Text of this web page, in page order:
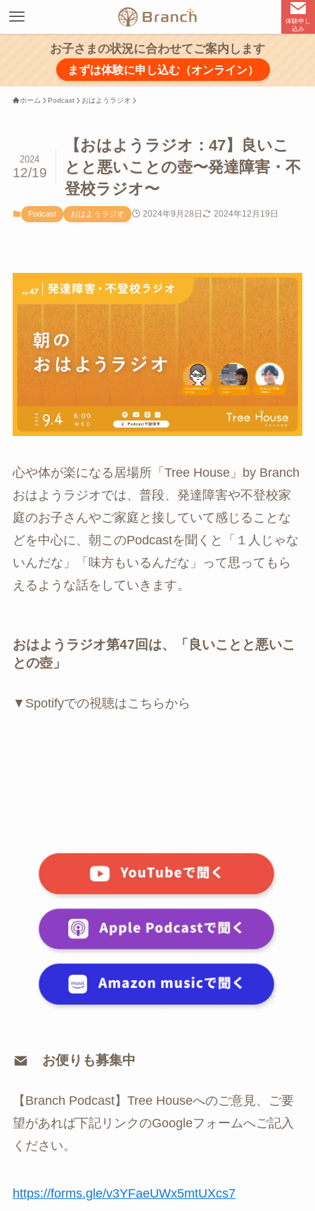
体験申し
込み
お子さまの状況に合わせてご案内します
まずは体験に申し込む（オンライン）
ホーム Podcast おはようラジオ
【おはようラジオ：47】良いこ
とと悪いことの壺〜発達障害・不
登校ラジオ〜
2024
12/19
Podcast おはようラジオ 2024年9月28日 2024年12月19日
心や体が楽になる居場所「Tree House」by Branch
おはようラジオでは、普段、発達障害や不登校家
庭のお子さんやご家庭と接していて感じることな
どを中心に、朝このPodcastを聞くと「１人じゃな
いんだな」「味方もいるんだな」って思ってもら
えるような話をしていきます。
おはようラジオ第47回は、「良いことと悪いこ
との壺」
▼Spotifyでの視聴はこちらから
お便りも募集中
【Branch Podcast】Tree Houseへのご意見、ご要
望があれば下記リンクのGoogleフォームへご記入
ください。
⁠https://forms.gle/v3YFaeUWx5mtUXcs7